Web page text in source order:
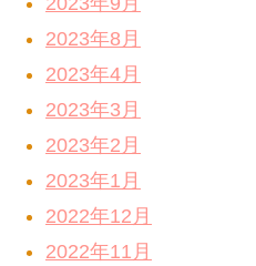
2023年8月
2023年4月
2023年3月
2023年2月
2023年1月
2022年12月
2022年11月